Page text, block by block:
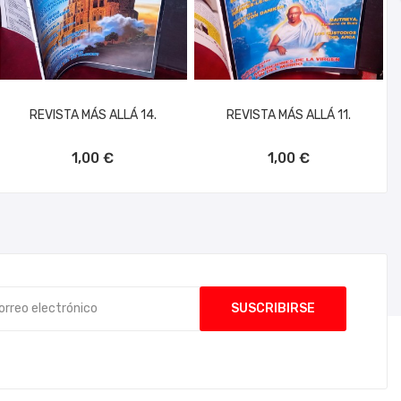
REVISTA MÁS ALLÁ 14.
1,00 €
REVISTA MÁS ALLÁ 11.
1,00 €